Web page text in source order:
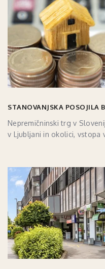
STANOVANJSKA POSOJILA
Nepremičninski trg v
v Ljubljani in okolici, vstopa